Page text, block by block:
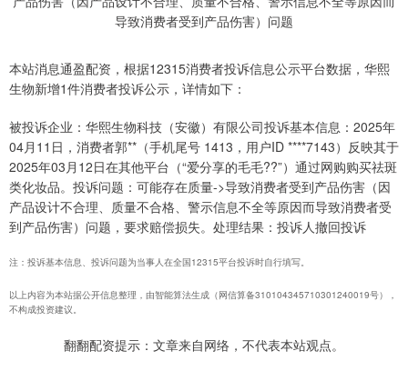
本站消息通盈配资，根据12315消费者投诉信息公示平台数据，华熙
生物新增1件消费者投诉公示，详情如下：
被投诉企业：华熙生物科技（安徽）有限公司投诉基本信息：2025年
04月11日，消费者郭**（手机尾号 1413，用户ID ****7143）反映其于
2025年03月12日在其他平台（“爱分享的毛毛??”）通过网购购买祛斑
类化妆品。投诉问题：可能存在质量->导致消费者受到产品伤害（因
产品设计不合理、质量不合格、警示信息不全等原因而导致消费者受
到产品伤害）问题，要求赔偿损失。处理结果：投诉人撤回投诉
注：投诉基本信息、投诉问题为当事人在全国12315平台投诉时自行填写。
以上内容为本站据公开信息整理，由智能算法生成（网信算备310104345710301240019号），
不构成投资建议。
翻翻配资提示：文章来自网络，不代表本站观点。